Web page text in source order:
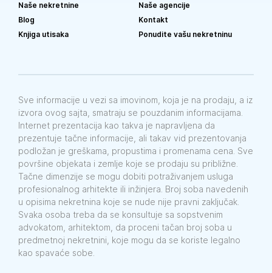
Naše nekretnine
Naše agencije
Blog
Kontakt
Knjiga utisaka
Ponudite vašu nekretninu
Sve informacije u vezi sa imovinom, koja je na prodaju, a iz
izvora ovog sajta, smatraju se pouzdanim informacijama.
Internet prezentacija kao takva je napravljena da
prezentuje tačne informacije, ali takav vid prezentovanja
podložan je greškama, propustima i promenama cena. Sve
površine objekata i zemlje koje se prodaju su približne.
Tačne dimenzije se mogu dobiti potraživanjem usluga
profesionalnog arhitekte ili inžinjera. Broj soba navedenih
u opisima nekretnina koje se nude nije pravni zaključak.
Svaka osoba treba da se konsultuje sa sopstvenim
advokatom, arhitektom, da proceni tačan broj soba u
predmetnoj nekretnini, koje mogu da se koriste legalno
kao spavaće sobe.